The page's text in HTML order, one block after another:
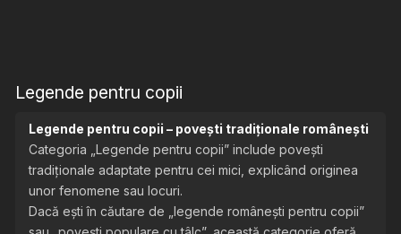
Legende pentru copii
Legende pentru copii – povești tradiționale românești
Categoria „Legende pentru copii” include povești
tradiționale adaptate pentru cei mici, explicând originea
unor fenomene sau locuri.
Dacă ești în căutare de „legende românești pentru copii”